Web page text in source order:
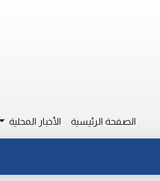
الصفحة الرئيسية الأخبار المحلية